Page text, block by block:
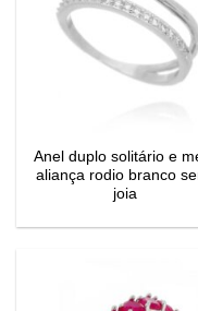
Anel duplo solitário e
aliança rodio branco
joia